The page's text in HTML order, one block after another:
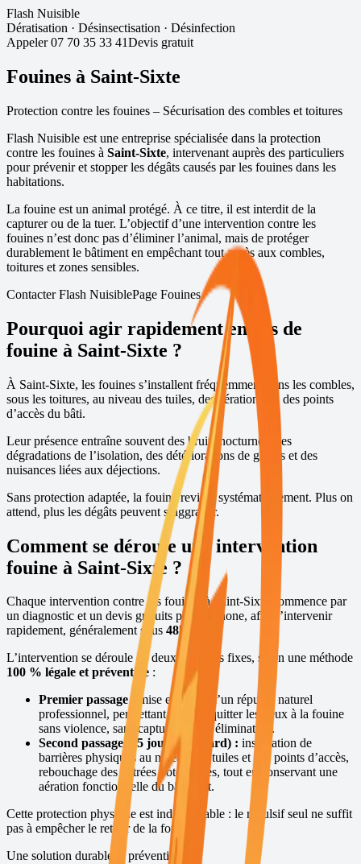
Flash Nuisible
Dératisation · Désinsectisation · Désinfection
Appeler 07 70 35 33 41Devis gratuit
Fouines à Saint-Sixte
Protection contre les fouines – Sécurisation des combles et toitures
Flash Nuisible est une entreprise spécialisée dans la protection
contre les fouines à Saint-Sixte, intervenant auprès des particuliers
pour prévenir et stopper les dégâts causés par les fouines dans les
habitations.
La fouine est un animal protégé. À ce titre, il est interdit de la
capturer ou de la tuer. L’objectif d’une intervention contre les
fouines n’est donc pas d’éliminer l’animal, mais de protéger
durablement le bâtiment en empêchant tout accès aux combles,
toitures et zones sensibles.
Contacter Flash NuisiblePage Fouines
Pourquoi agir rapidement en cas de
fouine à Saint-Sixte ?
À Saint-Sixte, les fouines s’installent fréquemment dans les combles,
sous les toitures, au niveau des tuiles, des aérations ou des points
d’accès du bâti.
Leur présence entraîne souvent des bruits nocturnes, des
dégradations de l’isolation, des détériorations de gaines et des
nuisances liées aux déjections.
Sans protection adaptée, la fouine revient systématiquement. Plus on
attend, plus les dégâts peuvent s’aggraver.
Comment se déroule une intervention
fouine à Saint-Sixte ?
Chaque intervention contre les fouines àSaint-Sixte
commence par
un diagnostic et un devis gratuits par téléphone, afin d’intervenir
rapidement, généralement sous 48h
L’intervention se déroule en deux passages fixes, selon une méthode
100 % légale et préventive :
Premier passage :
mise en place d’un répulsif naturel
professionnel, permettant de faire quitter les lieux à la fouine
sans violence, sans capture et sans élimination.
Second passage (15 jours plus tard) : installation de
barrières physiques au niveau des tuiles et des points d’accès,
rebouchage des entrées potentielles, tout en conservant une
aération fonctionnelle du bâtiment.
Cette protection physique est indispensable : le répulsif seul ne suffit
pas à empêcher le retour de la fouine.
Une solution durable et préventive